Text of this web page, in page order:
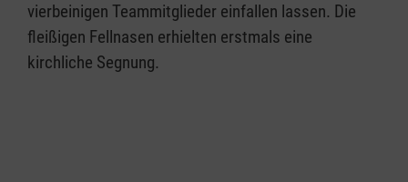
vierbeinigen Teammitglieder einfallen lassen. Die
fleißigen Fellnasen erhielten erstmals eine
kirchliche Segnung.